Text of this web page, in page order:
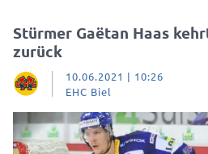
Stürmer Gaëtan Haas
zurück
10.06.2021 | 10:26
EHC Biel